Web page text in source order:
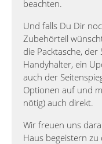
beachten.
Und falls Du Dir
Zubehörteil
die Packtasche, der
Handyhalter, ein
auch der
Optionen auf und
nötig) auch direkt.
Wir freuen uns
Haus begeistern zu